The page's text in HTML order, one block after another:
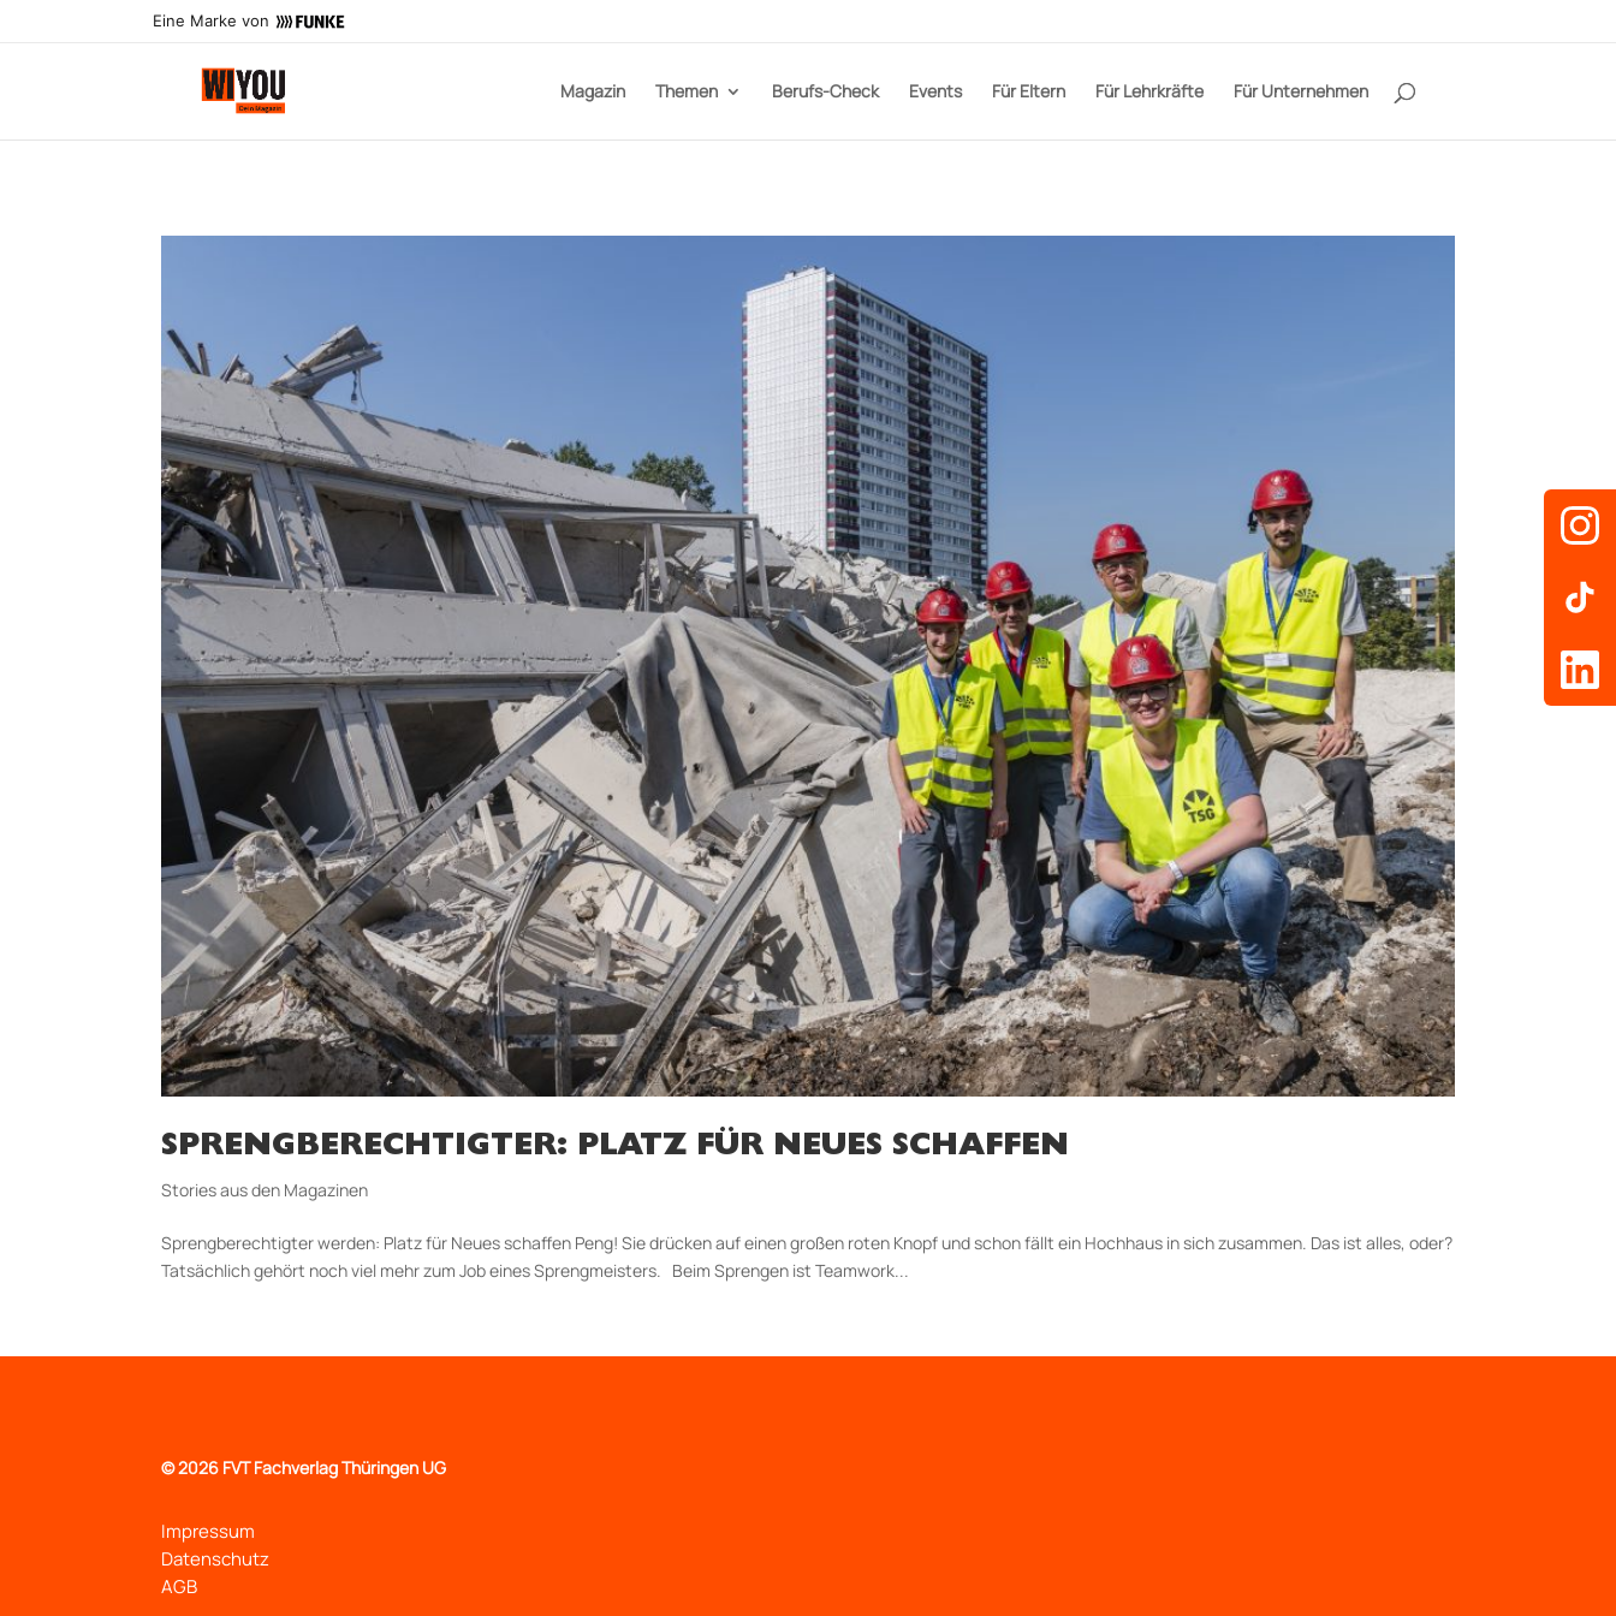
Eine Marke von
Magazin Themen Berufs-Check Events Für Eltern Für Lehrkräfte Für Unternehmen
SPRENGBERECHTIGTER: PLATZ FÜR NEUES SCHAFFEN
Stories aus den Magazinen
Sprengberechtigter werden: Platz für Neues schaffen Peng! Sie drücken auf einen großen roten Knopf und schon fällt ein Hochhaus in sich zusammen. Das ist alles, oder?
Tatsächlich gehört noch viel mehr zum Job eines Sprengmeisters. Beim Sprengen ist Teamwork...
©2026 FVT Fachverlag Thüringen UG
Impressum
Datenschutz
AGB